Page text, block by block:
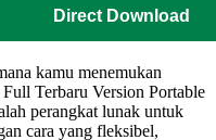
Direct Download
kamu menemukan
Full Terbaru Version Portable
perangkat lunak untuk
cara yang fleksibel,